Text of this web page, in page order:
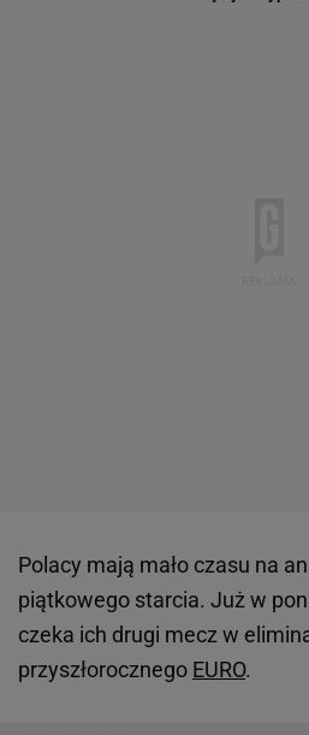
Polacy mają mało czasu na
piątkowego starcia. Już w
czeka ich drugi mecz w
przyszłorocznego EURO.